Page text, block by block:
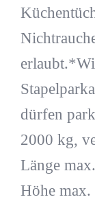
dürfen
2000 kg,
Länge
Höhe max.